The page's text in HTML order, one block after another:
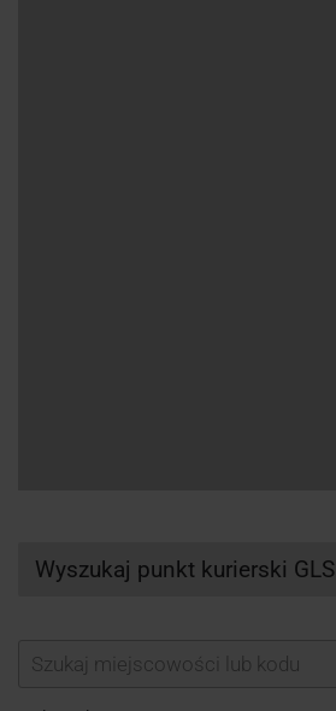
Wyszukaj punkt kurierski GLS